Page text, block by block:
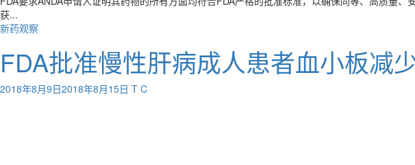
获...
新药观察
FDA批准慢性肝病成人患者血小板减
2018年8月9日2018年8月15日 T C